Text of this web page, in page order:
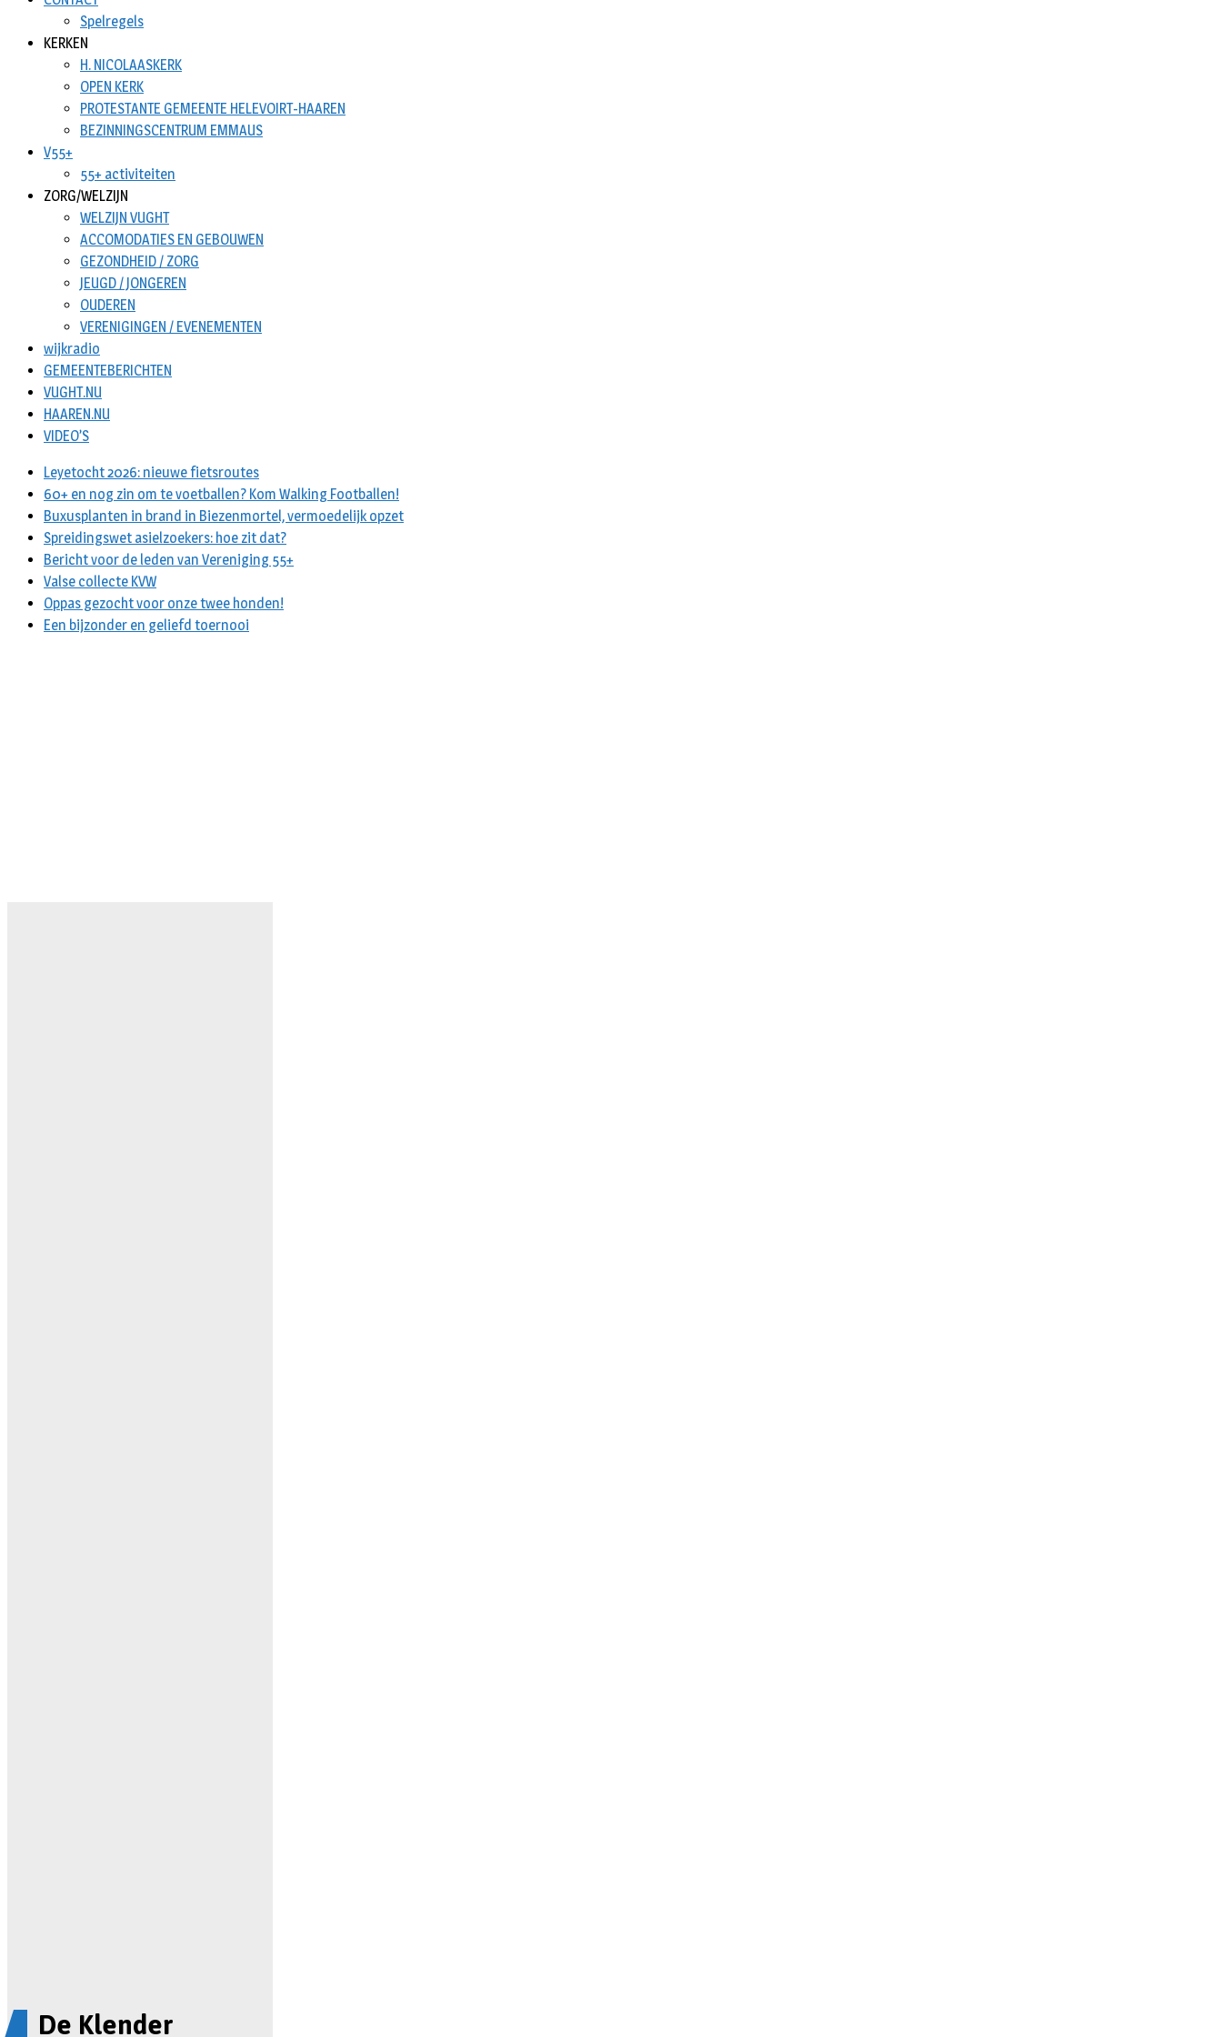
Spelregels
KERKEN
H. NICOLAASKERK
OPEN KERK
PROTESTANTE GEMEENTE HELEVOIRT-HAAREN
BEZINNINGSCENTRUM EMMAUS
V55+
55+ activiteiten
ZORG/WELZIJN
WELZIJN VUGHT
ACCOMODATIES EN GEBOUWEN
GEZONDHEID / ZORG
JEUGD / JONGEREN
OUDEREN
VERENIGINGEN / EVENEMENTEN
wijkradio
GEMEENTEBERICHTEN
VUGHT.NU
HAAREN.NU
VIDEO’S
Leyetocht 2026: nieuwe fietsroutes
60+ en nog zin om te voetballen? Kom Walking Footballen!
Buxusplanten in brand in Biezenmortel, vermoedelijk opzet
Spreidingswet asielzoekers: hoe zit dat?
Bericht voor de leden van Vereniging 55+
Valse collecte KVW
Oppas gezocht voor onze twee honden!
Een bijzonder en geliefd toernooi
De Klender